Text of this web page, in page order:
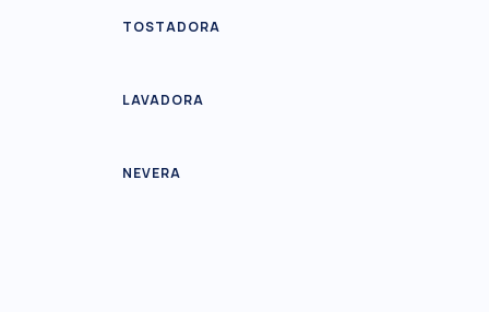
TOSTADORA
LAVADORA
NEVERA